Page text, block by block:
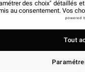
des salons
des choix" détaillés
au consentement. Vos
powered
Tout